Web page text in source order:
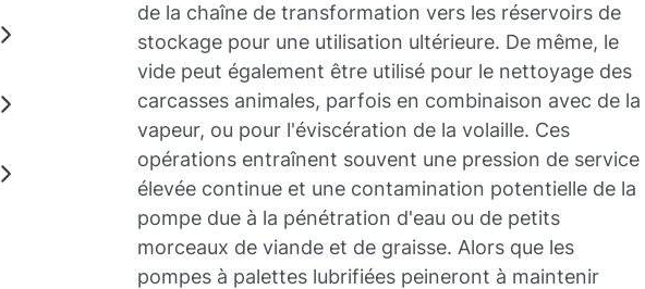
de la chaîne de transformation vers les réservoirs de
stockage pour une utilisation ultérieure. De même, le
vide peut également être utilisé pour le nettoyage des
carcasses animales, parfois en combinaison avec de la
vapeur, ou pour l'éviscération de la volaille. Ces
opérations entraînent souvent une pression de service
élevée continue et une contamination potentielle de la
pompe due à la pénétration d'eau ou de petits
morceaux de viande et de graisse. Alors que les
pompes à palettes lubrifiées peineront à maintenir